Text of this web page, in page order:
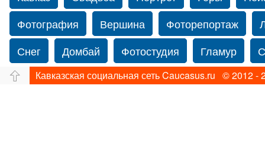
Фотография
Вершина Фоторепортаж
Снег
Домбай Фотостудия Гламур
Путешествие
Перевал Ущелье
Кавказская социальная сеть Caucasus.ru © 2012 -